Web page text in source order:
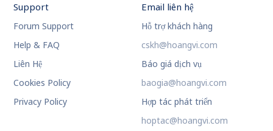
Support
Forum Support
Help & FAQ
Liên Hệ
Cookies Policy
Privacy Policy
Email liên hệ
Hỗ trợ khách hàng
cskh@hoangvi.com
Báo giá dịch vụ
baogia@hoangvi.com
Hợp tác phát triển
hoptac@hoangvi.com